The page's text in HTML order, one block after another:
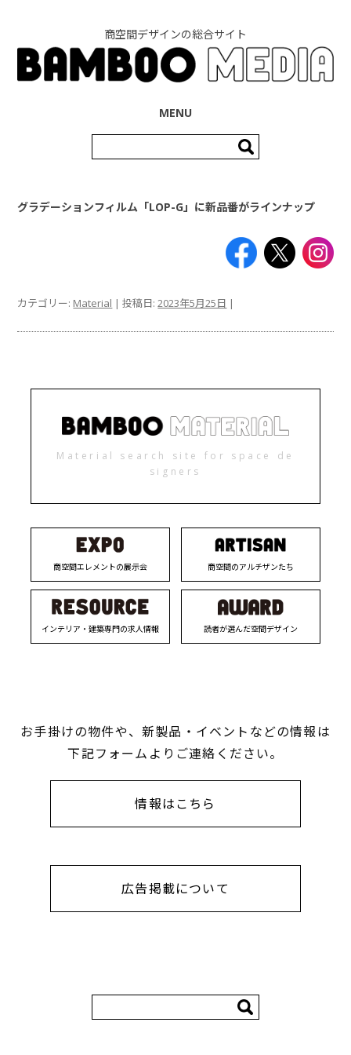
商空間デザインの総合サイト
MENU
索:
グラデーションフィルム「LOP-G」に新品番がラインナップ
カテゴリー: Material | 投稿日:2023年5月25日 |
Material search site for space de
signers
商空間エレメントの展示会 商空間のアルチザンたち
インテリア・建築専門の求人情報 読者が選んだ空間デザイン
お手掛けの物件や、新製品・イベントなどの情報は
下記フォームよりご連絡ください。
情報はこちら
広告掲載について
索: